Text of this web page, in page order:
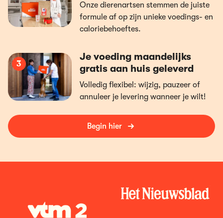
Onze dierenartsen stemmen de juiste
formule af op zijn unieke voedings- en
caloriebehoeftes.
3
Je voeding maandelijks
gratis aan huis geleverd
Volledig flexibel: wijzig, pauzeer of
annuleer je levering wanneer je wilt!
Begin hier